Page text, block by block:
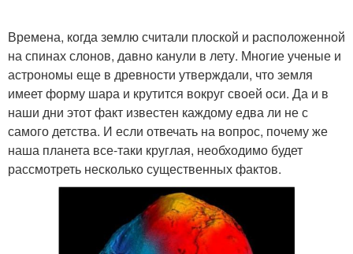
Времена, когда землю считали плоской и расположенной
на спинах слонов, давно канули в лету. Многие ученые и
астрономы еще в древности утверждали, что земля
имеет форму шара и крутится вокруг своей оси. Да и в
наши дни этот факт известен каждому едва ли не с
самого детства. И если отвечать на вопрос, почему же
наша планета все-таки круглая, необходимо будет
рассмотреть несколько существенных фактов.